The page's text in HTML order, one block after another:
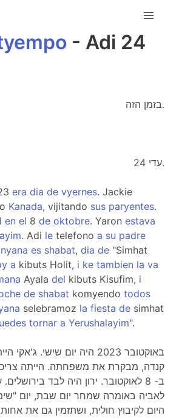
- Adi 24
בזמן הזה.
עדי 24.
era dia de vyernes. Jackie
Kanada, vijitando sus paryentes.
en el 8 de oktobre. Yaron estava
. Adi le telefono a su padre
es shabat, dia de "Simhat
a kibuts Holit, i ke tambien la va
Ayala del kibuts Kisufim, i
de shabat komyendo todos
selebramoz la fiesta de simhat
tornar a Yerushalayim".
קנדה, מבקרת את משפחתה. הייתה
ב- 8 לאוקטובר. ירון היה לבד
לאביה באומרה שמחר יום שבת, יום
היום לקיבוץ חולית, ושתזמין גם את